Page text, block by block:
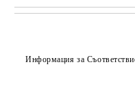
САМО
Информация за